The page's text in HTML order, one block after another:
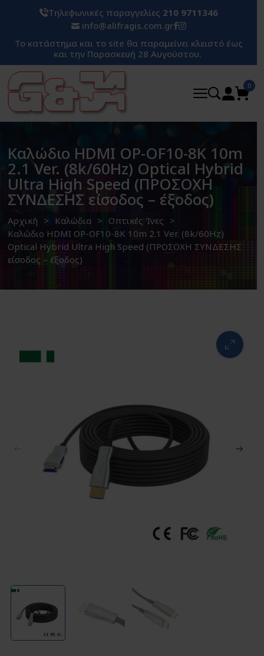
Το κατάστημα και το site θα παραμείνει κλειστό έως
και την Παρασκευή 28 Αυγούστου.
Τηλεφωνικές παραγγελίες 210 9711346
info@alifragis.com.gr
0
Καλώδιο HDMI OP-OF10-8K 10m
2.1 Ver. (8k/60Hz) Optical Hybrid
Ultra High Speed (ΠΡΟΣΟΧΗ
ΣΥΝΔΕΣΗΣ είσοδος – έξοδος)
Αρχική Καλώδια
Οπτικές Ίνες
Καλώδιο HDMI OP-OF10-8K 10m 2.1 Ver. (8k/60Hz)
Optical Hybrid Ultra High Speed (ΠΡΟΣΟΧΗ ΣΥΝΔΕΣΗΣ
είσοδος – έξοδος)